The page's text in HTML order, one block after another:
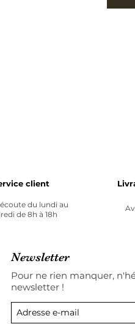
client
du lundi au
de 8h à 18h
Newsletter
Pour ne rien manquer,
newsletter !